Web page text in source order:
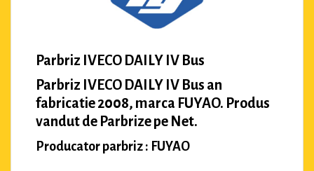
Parbriz IVECO DAILY IV Bus
Parbriz IVECO DAILY IV Bus an
fabricatie 2008, marca FUYAO. Produs
vandut de Parbrize pe Net.
Producator parbriz : FUYAO